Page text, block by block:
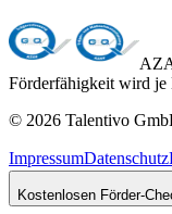
Förderfähigkeit wird je
© 2026 Talentivo
ImpressumDatenschutz
Kostenlosen Förder-